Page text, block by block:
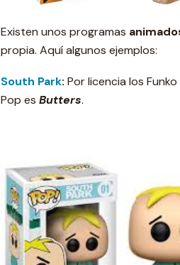
Existen unos programas
propia. Aquí algunos ejemplos:
South Park: Por licencia los
Pop es Butters.